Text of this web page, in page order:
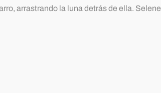
arrastrando la luna detrás de ella.